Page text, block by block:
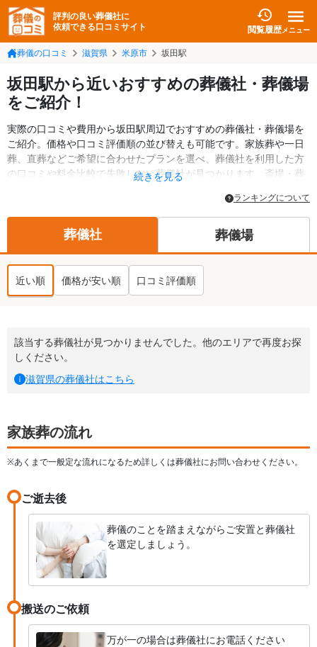
評判の良い葬儀社に
依頼できる口コミサイト
閲覧履歴メニュー
葬儀の口コミ 滋賀県 米原市 坂田駅
坂田駅から近いおすすめの葬儀社・葬儀場
をご紹介！
実際の口コミや費用から坂田駅周辺でおすすめの葬儀社・葬儀場を
ご紹介。価格や口コミ評価順の並び替えも可能です。家族葬や一日
葬、直葬などご希望に合わせたプランを選べ、葬儀社を利用した方
の口コミや料金比較で失敗しない葬儀社が見つかります。斎場・葬
も掲載しています。24時間の相談受付で深夜・早朝でも対応可能で
す。
続きを見る
ランキングについて
葬儀社 葬儀場
近い順 価格が安い順 口コミ評価順
該当する葬儀社が見つかりませんでした。他のエリアで再度お探
しください。
滋賀県の葬儀社はこちら
家族葬の流れ
※あくまで一般定な流れになるため詳しくは葬儀社にお問い合わせください。
ご逝去後
葬儀のことを踏まえながらご安置と葬儀社
を選定しましょう。
搬送のご依頼
万が一の場合は葬儀社にお電話ください